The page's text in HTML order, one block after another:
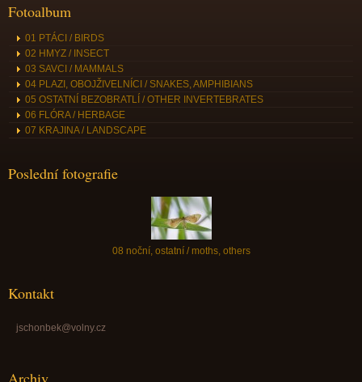
Fotoalbum
01 PTÁCI / BIRDS
02 HMYZ / INSECT
03 SAVCI / MAMMALS
04 PLAZI, OBOJŽIVELNÍCI / SNAKES, AMPHIBIANS
05 OSTATNÍ BEZOBRATLÍ / OTHER INVERTEBRATES
06 FLÓRA / HERBAGE
07 KRAJINA / LANDSCAPE
Poslední fotografie
08 noční, ostatní / moths, others
Kontakt
jschonbek@volny.cz
Archiv